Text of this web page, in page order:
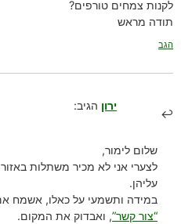
לקנות צמחים טורפים?
תודה מראש
הגב
ירון הגיב:
שלום לימור,
לצערי אני לא מכיר משתלות
עליהן.
במידה ותשמעי על כאלו, אשמח
“צור קשר”, ואבדוק את המקום.